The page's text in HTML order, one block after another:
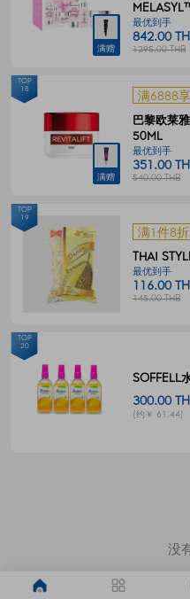
满赠
最优到手
842.00
1295.00 THB
满赠
满6888
巴黎欧莱
50ML
最优到手
351.00
540.00 THB
TOP
18
满1件8折
THAI
最优到手
116.00
145.00 THB
TOP
19
SOFFELL
300.00
(约￥ 61.44)
TOP
20
没